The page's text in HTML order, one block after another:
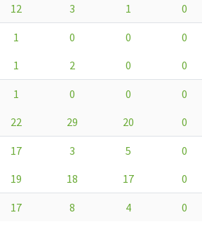
12 3 1 0
1 0 0 0
1 2 0 0
1 0 0 0
22 29 20 0
17 3 5 0
19 18 17 0
17 8 4 0